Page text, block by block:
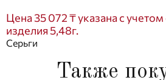
Цена 35 072 ₸ указана с
изделия 5,48г.
Серьги
Также